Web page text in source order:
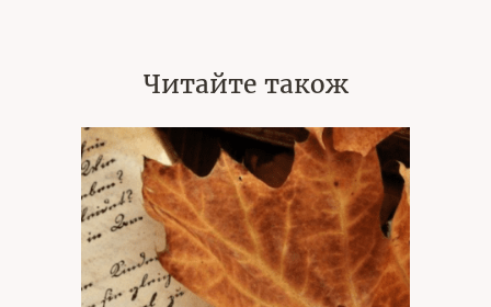
Читайте також